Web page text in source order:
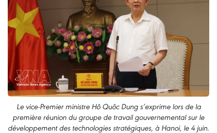
Le vice-Premier ministre Hô Quôc Dung s’exprime lors de la
première réunion du groupe de travail gouvernemental sur le
développement des technologies stratégiques, à Hanoi, le 4 juin.